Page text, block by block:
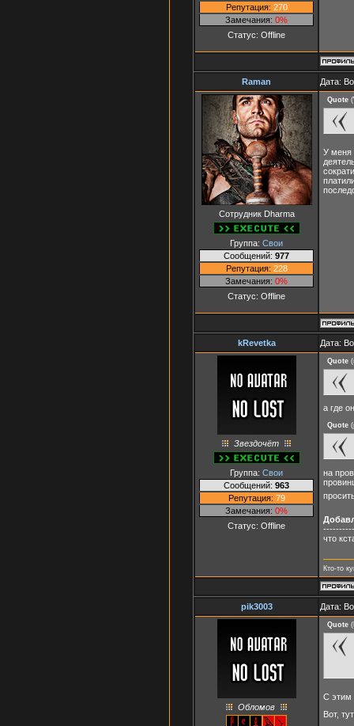
Репутация: 270
Замечания: 0%
Статус: Offline
Raman Дата:
Сотрудник Dharma
Группа: Свои
Сообщений: 977
Репутация: 228
Замечания: 0%
Статус: Offline
Quote (
У меня
kRevetka Дата:
Звездочёт
Группа: Свои
Сообщений: 963
Репутация: 79
Замечания: 0%
Статус: Offline
Quote (
а где
Quote (
на
что
Кто-то
pik3003 Дата:
Обломов
Quote (
С этим
Вот,